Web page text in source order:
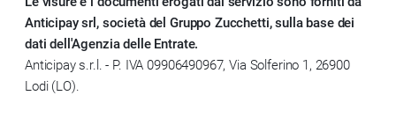
Anticipay srl, società del Gruppo Zucchetti, sulla base dei
dati dell'Agenzia delle Entrate.
Anticipay s.r.l. - P. IVA 09906490967, Via Solferino 1, 26900
Lodi (LO).